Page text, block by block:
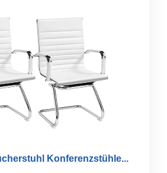
Konferenzstühle...